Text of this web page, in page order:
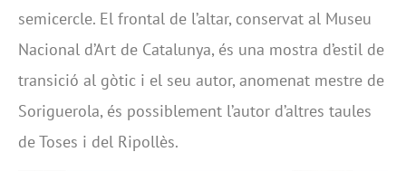
semicercle. El frontal de l’altar, conservat al Museu
Nacional d’Art de Catalunya, és una mostra d’estil de
transició al gòtic i el seu autor, anomenat mestre de
Soriguerola, és possiblement l’autor d’altres taules
de Toses i del Ripollès.